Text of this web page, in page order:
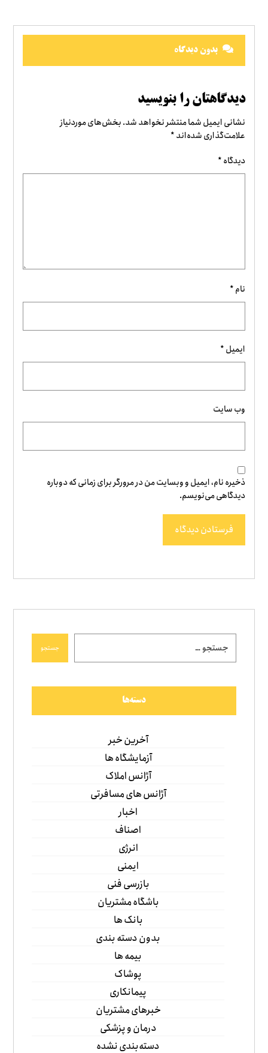
بدون دیدگاه
دیدگاهتان را بنویسید
نشانی ایمیل شما منتشر نخواهد شد.بخش‌های موردنیاز
علامت‌گذاری شده‌اند*
دیدگاه*
نام*
ایمیل*
وب‌ سایت
ذخیره نام، ایمیل و وبسایت من در مرورگر برای زمانی که دوباره
دیدگاهی می‌نویسم.
فرستادن دیدگاه
جستجو
دسته‌ها
آخرین خبر
آزمایشگاه ها
آژانس املاک
آژانس های مسافرتی
اخبار
اصناف
انرژی
ایمنی
بازرسی فنی
باشگاه مشتریان
بانک ها
بدون دسته بندی
بیمه ها
پوشاک
پیمانکاری
خبرهای مشتریان
درمان و پزشکی
دسته‌بندی نشده